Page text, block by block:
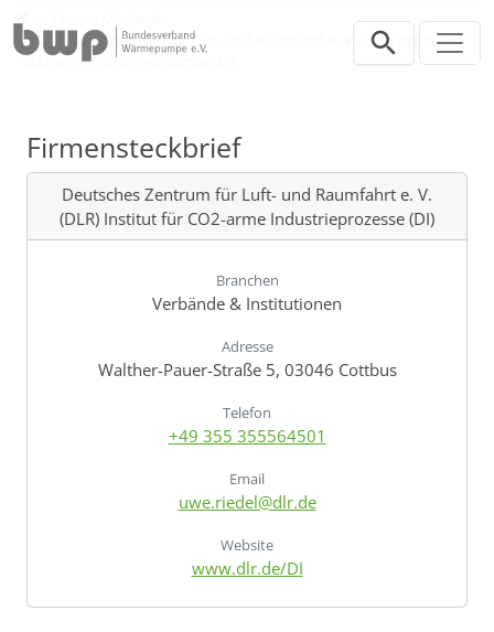
Deutsches Zentrum für Luft- und Raumfahrt e. V. (DLR) Institut für
CO2-arme Industrieprozesse (DI)
Firmensteckbrief
Deutsches Zentrum für Luft- und Raumfahrt e. V.
(DLR) Institut für CO2-arme Industrieprozesse (DI)
Branchen
Verbände & Institutionen
Adresse
Walther-Pauer-Straße 5, 03046 Cottbus
Telefon
+49 355 355564501
Email
uwe.riedel@dlr.de
Website
www.dlr.de/DI